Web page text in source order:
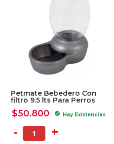
Petmate Bebedero Con
filtro 9.5 lts Para Perros
$50.800 check_circle Hay Existencias
- +